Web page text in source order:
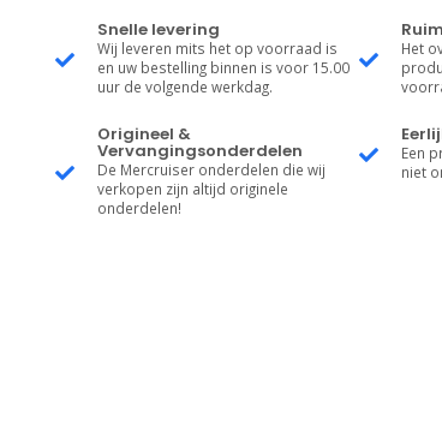
Snelle levering
Wij leveren mits het op voorraad is
en uw bestelling binnen is voor 15.00
uur de volgende werkdag.
Het
Origineel &
Vervangingsonderdelen
De Mercruiser onderdelen die wij
verkopen zijn altijd originele
onderdelen!
Een
niet